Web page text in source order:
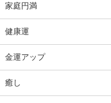
家庭円満
健康運
金運アップ
癒し